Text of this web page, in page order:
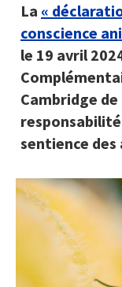
La «
conscience
le 19 avril
Cambridge
sentience